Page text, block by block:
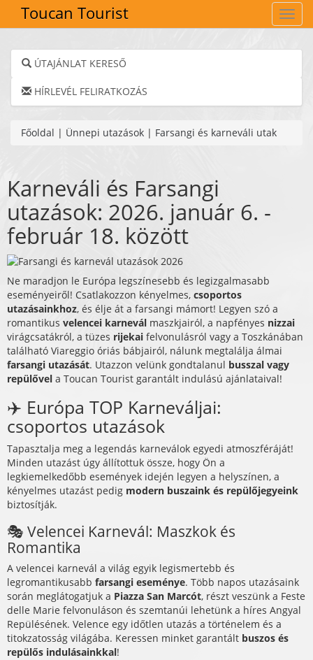
Toucan Tourist
ÚTAJÁNLAT KERESŐ
HÍRLEVÉL FELIRATKOZÁS
Főoldal | Ünnepi utazások | Farsangi és karneváli utak
Karneváli és Farsangi
utazások: 2026. január 6. -
február 18. között
Ne maradjon le Európa legszínesebb és legizgalmasabb
eseményeiről! Csatlakozzon kényelmes, csoportos
utazásainkhoz, és élje át a farsangi mámort! Legyen szó a
romantikus velencei karnevál maszkjairól, a napfényes nizzai
virágcsatákról, a tüzes rijekai felvonulásról vagy a Toszkánában
található Viareggio óriás bábjairól, nálunk megtalálja álmai
farsangi utazását. Utazzon velünk gondtalanul busszal vagy
repülővel a Toucan Tourist garantált indulású ajánlataival!
✈️ Európa TOP Karneváljai:
csoportos utazások
Tapasztalja meg a legendás karneválok egyedi atmoszféráját!
Minden utazást úgy állítottuk össze, hogy Ön a
legkiemelkedőbb események idején legyen a helyszínen, a
kényelmes utazást pedig modern buszaink és repülőjegyeink
biztosítják.
🎭 Velencei Karnevál: Maszkok és
Romantika
A velencei karnevál a világ egyik legismertebb és
legromantikusabb farsangi eseménye. Több napos utazásaink
során meglátogatjuk a Piazza San Marcót, részt veszünk a Feste
delle Marie felvonuláson és szemtanúi lehetünk a híres Angyal
Repülésének. Velence egy időtlen utazás a történelem és a
titokzatosság világába. Keressen minket garantált buszos és
repülős indulásainkkal!